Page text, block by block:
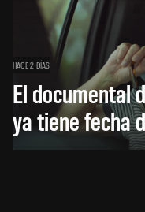
HACE 2 DÍAS
El documental
ya tiene fecha